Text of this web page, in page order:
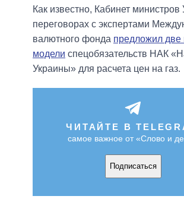
Как известно, Кабинет
переговорах с экспертами
валютного фонда предложил
модели спецобязательств НАК
Украины» для расчета цен на газ.
ЧИТАЙТЕ В
самое важное от «Слово и
Подписаться